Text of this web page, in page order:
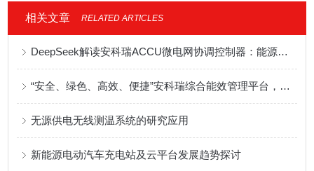
相关文章 RELATED ARTICLES
DeepSeek解读安科瑞ACCU微电网协调控制器：能源管理的智慧大脑
“安全、绿色、高效、便捷”安科瑞综合能效管理平台，助力实现双碳目标
无源供电无线测温系统的研究应用
新能源电动汽车充电站及云平台发展趋势探讨